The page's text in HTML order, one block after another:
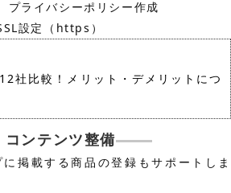
プライバシーポリシー作成
設定（https）
社比較！メリット・デメリットにつ
ンテンツ整備
掲載する商品の登録もサポートしま